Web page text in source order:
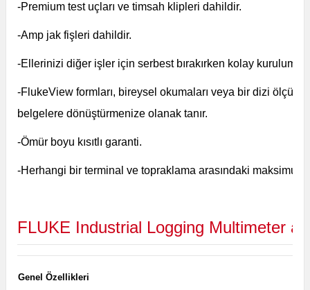
-Premium test uçları ve timsah klipleri dahildir.
-Amp jak fişleri dahildir.
-Ellerinizi diğer işler için serbest bırakırken kolay kurulum
-FlukeView formları, bireysel okumaları veya bir dizi
belgelere dönüştürmenize olanak tanır.
-Ömür boyu kısıtlı garanti.
-Herhangi bir terminal ve topraklama arasındaki maksimum
FLUKE Industrial Logging Multimeter
Genel Özellikleri